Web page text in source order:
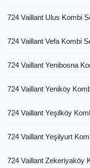
724 Vaillant Ulus Kombi
724 Vaillant Vefa Kombi
724 Vaillant Yenibosna
724 Vaillant Yeniköy
724 Vaillant Yeşilköy
724 Vaillant Yeşilyurt
724 Vaillant Zekeriyaköy